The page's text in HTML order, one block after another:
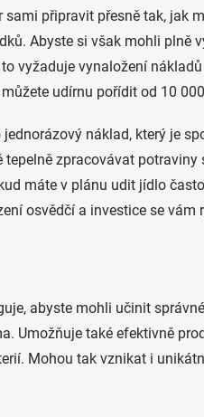
připravit přesně tak, jak
Abyste si však mohli plně
vyžaduje vynaložení
můžete udírnu pořídit od 10
náklad, který je
zpracovávat potraviny
máte v plánu udit jídlo
osvědčí a investice se vám
abyste mohli učinit
Umožňuje také efektivně
Mohou tak vznikat i